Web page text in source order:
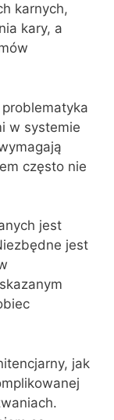
karnych,
kary, a
w systemie
często nie
jest
jest
jak